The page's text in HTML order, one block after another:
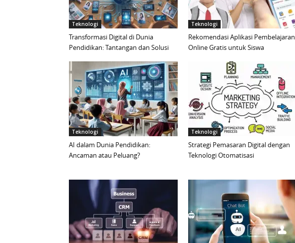
Teknologi
Transformasi Digital di Dunia
Pendidikan: Tantangan dan Solusi
Teknologi
Rekomendasi Aplikasi Pembelajaran
Online Gratis untuk Siswa
Teknologi
AI dalam Dunia Pendidikan:
Ancaman atau Peluang?
Teknologi
Strategi Pemasaran Digital dengan
Teknologi Otomatisasi